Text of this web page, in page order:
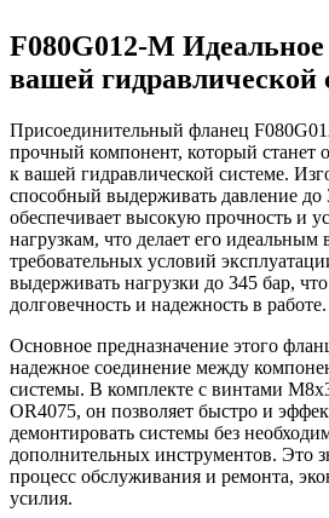
F080G012-M
вашей гидравлической
Присоединительный фланец
прочный компонент, который станет
к вашей гидравлической системе.
способный выдерживать давление до
обеспечивает высокую прочность и
нагрузкам, что делает его
требовательных условий
выдерживать нагрузки до 345 бар,
долговечность и надежность в работе.
Основное предназначение этого
надежное соединение между
системы. В комплекте с винтами
OR4075, он позволяет быстро и
демонтировать системы без
дополнительных инструментов. Это
процесс обслуживания и ремонта,
усилия.